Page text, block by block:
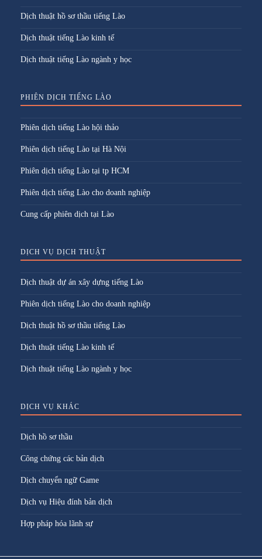
Dịch thuật hồ sơ thầu tiếng Lào
Dịch thuật tiếng Lào kinh tế
Dịch thuật tiếng Lào ngành y học
PHIÊN DỊCH TIẾNG LÀO
Phiên dịch tiếng Lào hội thảo
Phiên dịch tiếng Lào tại Hà Nội
Phiên dịch tiếng Lào tại tp HCM
Phiên dịch tiếng Lào cho doanh nghiệp
Cung cấp phiên dịch tại Lào
DỊCH VỤ DỊCH THUẬT
Dịch thuật dự án xây dựng tiếng Lào
Phiên dịch tiếng Lào cho doanh nghiệp
Dịch thuật hồ sơ thầu tiếng Lào
Dịch thuật tiếng Lào kinh tế
Dịch thuật tiếng Lào ngành y học
DỊCH VỤ KHÁC
Dịch hồ sơ thầu
Công chứng các bản dịch
Dịch chuyển ngữ Game
Dịch vụ Hiệu đính bản dịch
Hợp pháp hóa lãnh sự